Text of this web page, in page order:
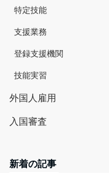
特定技能
支援業務
登録支援機関
技能実習
外国人雇用
入国審査
新着の記事